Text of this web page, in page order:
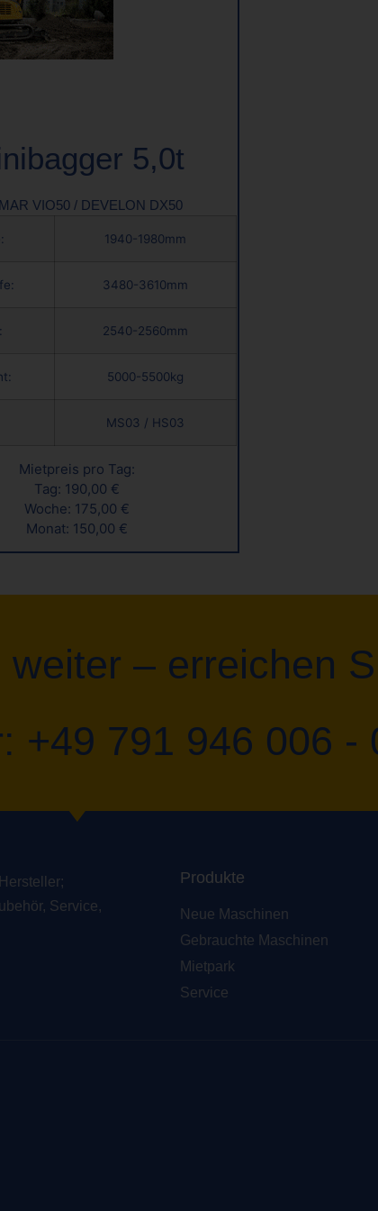
5,0t
VIO50 / DEVELON DX50
1940-1980mm
3480-3610mm
2540-2560mm
5000-5500kg
MS03 / HS03
Mietpreis pro Tag:
Tag: 190,00 €
Woche: 175,00 €
Monat: 150,00 €
– erreichen
+49 791 946 006 -
Service,
Produkte
Neue Maschinen
Gebrauchte Maschinen
Mietpark
Service